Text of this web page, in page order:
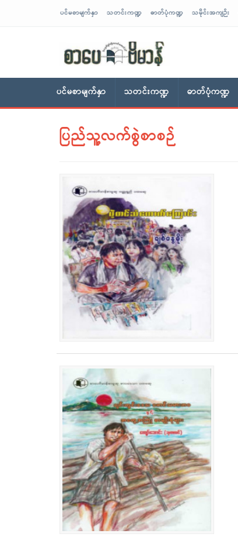
ပင်မစာမျက်နှာ သတင်းကဏ္ဍ ဓာတ်ပုံကဏ္ဍ သမိုင်းအကျဉ်း
ပင်မစာမျက်နှာ သတင်းကဏ္ဍ ဓာတ်ပုံကဏ္ဍ
ပြည်သူ့လက်စွဲစာစဉ်